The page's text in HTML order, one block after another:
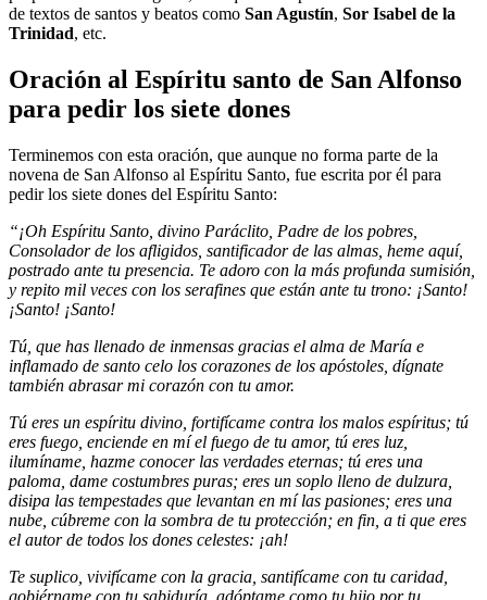
de textos de santos y beatos como San Agustín, Sor Isabel de la
Trinidad, etc.
Oración al Espíritu santo de San Alfonso
para pedir los siete dones
Terminemos con esta oración, que aunque no forma parte de la
novena de San Alfonso al Espíritu Santo, fue escrita por él para
pedir los siete dones del Espíritu Santo:
“¡Oh Espíritu Santo, divino Paráclito, Padre de los pobres,
Consolador de los afligidos, santificador de las almas, heme aquí,
postrado ante tu presencia. Te adoro con la más profunda sumisión,
y repito mil veces con los serafines que están ante tu trono: ¡Santo!
¡Santo! ¡Santo!
Tú, que has llenado de inmensas gracias el alma de María e
inflamado de santo celo los corazones de los apóstoles, dígnate
también abrasar mi corazón con tu amor.
Tú eres un espíritu divino, fortifícame contra los malos espíritus; tú
eres fuego, enciende en mí el fuego de tu amor, tú eres luz,
ilumíname, hazme conocer las verdades eternas; tú eres una
paloma, dame costumbres puras; eres un soplo lleno de dulzura,
disipa las tempestades que levantan en mí las pasiones; eres una
nube, cúbreme con la sombra de tu protección; en fin, a ti que eres
el autor de todos los dones celestes: ¡ah!
Te suplico, vivifícame con la gracia, santifícame con tu caridad,
gobiérname con tu sabiduría, adóptame como tu hijo por tu